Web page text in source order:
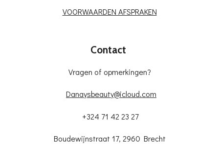
VOORWAARDEN AFSPRAKEN
Contact
Vragen of opmerkingen?
Danaysbeauty@icloud.com
+324 71 42 23 27
Boudewijnstraat 17, 2960 Brecht